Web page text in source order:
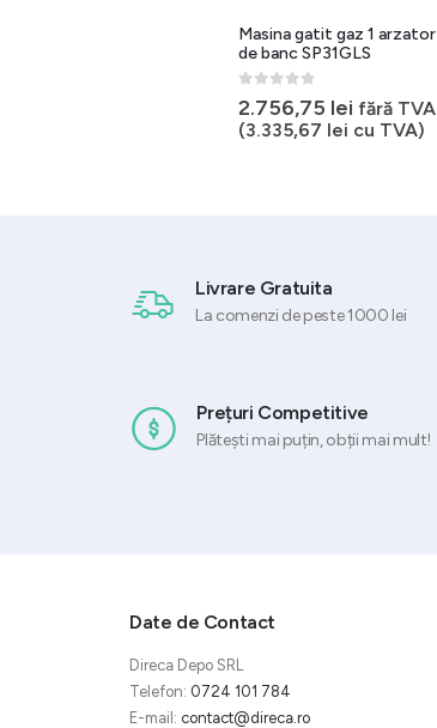
Masina gatit gaz 1 arzator
de banc SP31GLS
0out of 5
2.756,75 lei fără TVA
(3.335,67 lei cu TVA)
Livrare Gratuita
La comenzi de peste 1000 lei
Prețuri Competitive
Plătești mai puțin, obții mai mult!
Date de Contact
Direca Depo SRL
Telefon: 0724 101 784
E-mail: contact@direca.ro